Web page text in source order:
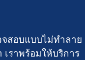
สอบแบบไม่ทำลาย
ราพร้อมให้บริการ